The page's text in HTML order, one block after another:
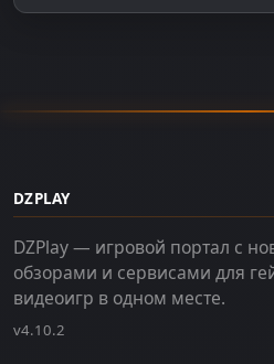
DZPLAY
DZPlay — игровой портал с
обзорами и сервисами для
видеоигр в одном месте.
v4.10.2